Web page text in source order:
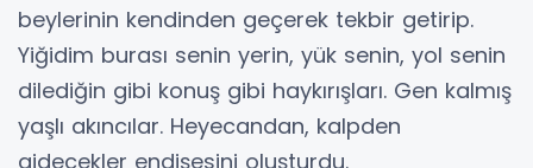
beylerinin kendinden geçerek tekbir getirip.
Yiğidim burası senin yerin, yük senin, yol senin
dilediğin gibi konuş gibi haykırışları. Gen kalmış
yaşlı akıncılar. Heyecandan, kalpden
gidecekler endişesini oluşturdu.